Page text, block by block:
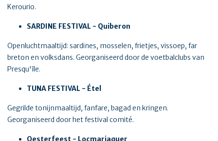
Kerourio.
SARDINE FESTIVAL - Quiberon
Openluchtmaaltijd: sardines, mosselen, frietjes, vissoep, far
breton en volksdans. Georganiseerd door de voetbalclubs van
Presqu'île.
TUNA FESTIVAL - Étel
Gegrilde tonijnmaaltijd, fanfare, bagad en kringen.
Georganiseerd door het festival comité.
Oesterfeest - Locmariaquer